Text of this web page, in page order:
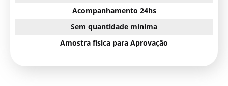
Acompanhamento 24hs
Sem quantidade mínima
Amostra física para Aprovação